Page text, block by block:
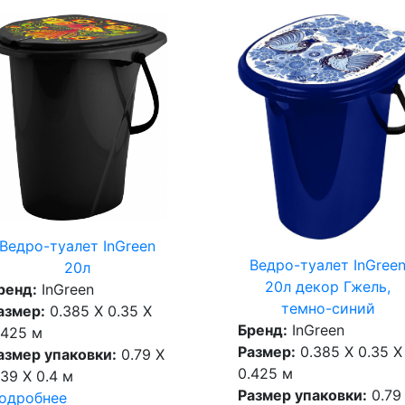
Ведро-туалет InGreen
20л
InGreen
0.385 X 0.35 X
м
упаковки: 0.79 X
X 0.4 м
Ведро-туалет
20л декор Гжель,
темно-синий
Бренд: InGreen
Размер: 0.385 X 0.35 X
0.425 м
Размер упаковки: 0.79